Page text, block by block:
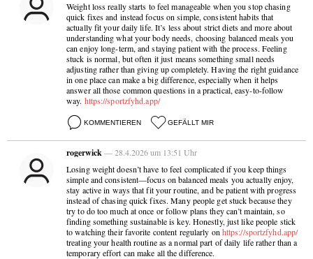
Weight loss really starts to feel manageable when you stop chasing
quick fixes and instead focus on simple, consistent habits that
actually fit your daily life. It’s less about strict diets and more about
understanding what your body needs, choosing balanced meals you
can enjoy long-term, and staying patient with the process. Feeling
stuck is normal, but often it just means something small needs
adjusting rather than giving up completely. Having the right guidance
in one place can make a big difference, especially when it helps
answer all those common questions in a practical, easy-to-follow
way. https://sportzfyhd.app/
KOMMENTIEREN GEFÄLLT MIR
rogerwick— 28.4.2026 um 13:51 Uhr
Losing weight doesn’t have to feel complicated if you keep things
simple and consistent—focus on balanced meals you actually enjoy,
stay active in ways that fit your routine, and be patient with progress
instead of chasing quick fixes. Many people get stuck because they
try to do too much at once or follow plans they can’t maintain, so
finding something sustainable is key. Honestly, just like people stick
to watching their favorite content regularly on https://sportzfyhd.app/
treating your health routine as a normal part of daily life rather than a
temporary effort can make all the difference.